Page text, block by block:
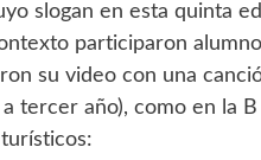
slogan en esta quinta
participaron
su video con una
tercer año), como en la